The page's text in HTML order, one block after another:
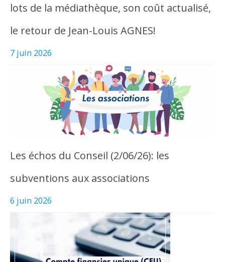
lots de la médiathèque, son coût actualisé,
le retour de Jean-Louis AGNES!
7 juin 2026
Les échos du Conseil (2/06/26): les
subventions aux associations
6 juin 2026